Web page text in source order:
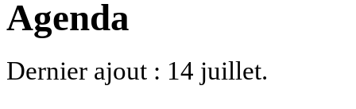
Agenda
Dernier ajout : 14 juillet.